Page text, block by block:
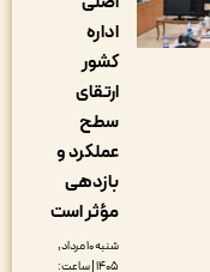
اداره
عملکرد و
بازدهی
مؤثر است
شنبه ۱۰ مرداد,
۱۴۰۵ | ساعت: